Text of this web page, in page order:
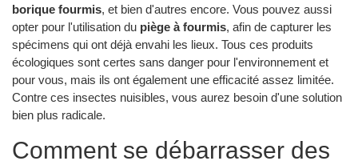
borique fourmis, et bien d'autres encore. Vous pouvez aussi
opter pour l'utilisation du piège à fourmis, afin de capturer les
spécimens qui ont déjà envahi les lieux. Tous ces produits
écologiques sont certes sans danger pour l'environnement et
pour vous, mais ils ont également une efficacité assez limitée.
Contre ces insectes nuisibles, vous aurez besoin d'une solution
bien plus radicale.
Comment se débarrasser des